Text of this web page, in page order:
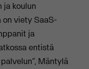
ja koulun
on viety SaaS-
ja
entistä
Mäntylä